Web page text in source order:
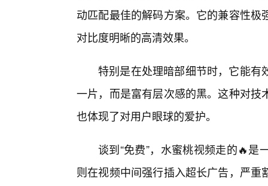
动匹配最佳的解码方案。它的兼容性
对比度明晰的高清效果。
特别是在处理暗部细节时，它能有
一片，而是富有层次感的黑。这种对
也体现了对用户眼球的爱护。
谈到“免费”，水蜜桃视频走的🔥
则在视频中间强行插入超长广告，严